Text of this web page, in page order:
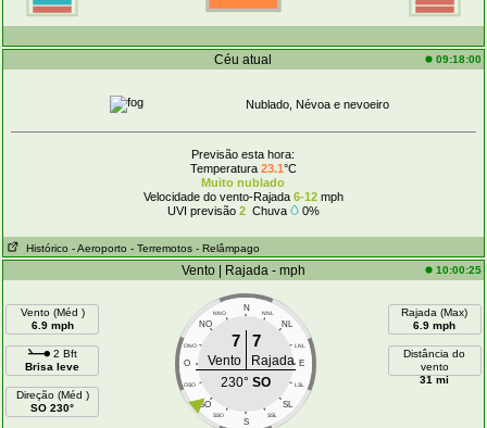
Céu atual 09:18:00
Nublado, Névoa e nevoeiro
Previsão esta hora:
Temperatura 23.1°C
Muito nublado
Velocidade do vento-Rajada 6-12mph
UVI previsão 2Chuva 0%
Histórico - Aeroporto - Terremotos - Relâmpago
Vento | Rajada - mph 10:00:25
Vento (Méd )
6.9 mph
2 Bft
Brisa leve
Direção (Méd )
SO 230°
N
NNO NNL
NO NL
ONO LNL
O E
OSO LSL
SO SL
SSO SSL
S
7 7
Vento
Rajada
230° SO
Rajada (Max)
6.9 mph
Distância do
vento
31 mi